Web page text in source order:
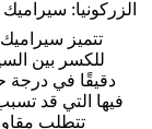
الزركونيا:
تتميز سيراميك
للكسر بين
دقيقًا في درجة
فيها التي قد
تتطلب